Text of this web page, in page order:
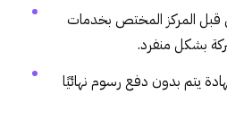
المركز المختص بخدمات
بشكل منفرد.
يتم بدون دفع رسوم نهائيًا